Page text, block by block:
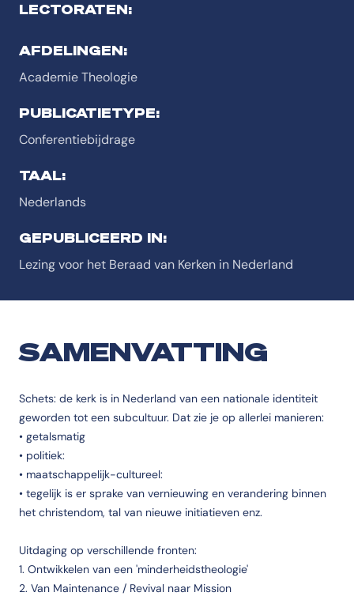
LECTORATEN:
AFDELINGEN:
Academie Theologie
PUBLICATIETYPE:
Conferentiebijdrage
TAAL:
Nederlands
GEPUBLICEERD IN:
Lezing voor het Beraad van Kerken in Nederland
SAMENVATTING
Schets: de kerk is in Nederland van een nationale identiteit
geworden tot een subcultuur. Dat zie je op allerlei manieren:
• getalsmatig
• politiek:
• maatschappelijk-cultureel:
• tegelijk is er sprake van vernieuwing en verandering binnen
het christendom, tal van nieuwe initiatieven enz.
Uitdaging op verschillende fronten:
1. Ontwikkelen van een 'minderheidstheologie'
2. Van Maintenance / Revival naar Mission